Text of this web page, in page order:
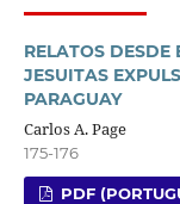
RELATOS DESDE
JESUITAS
PARAGUAY
Carlos A. Page
175-176
PDF